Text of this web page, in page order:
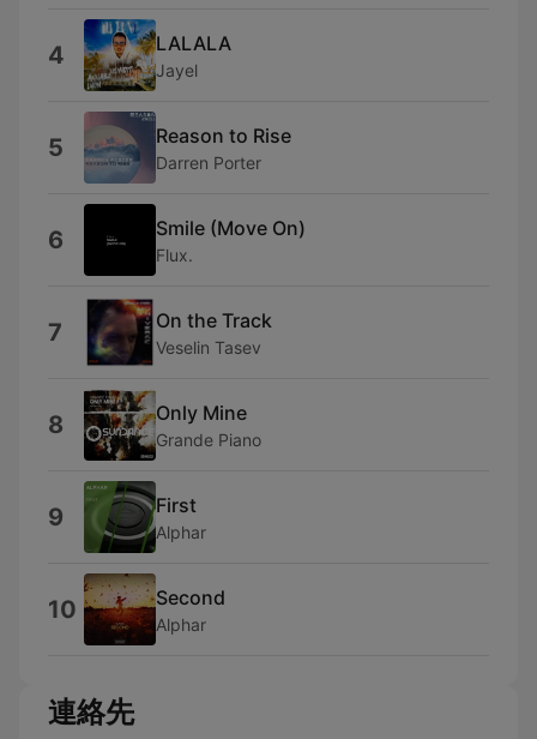
4 LALALA
Jayel
5 Reason to Rise
Darren Porter
6 Smile (Move On)
Flux.
7 On the Track
Veselin Tasev
8 Only Mine
Grande Piano
9 First
Alphar
10 Second
Alphar
連絡先